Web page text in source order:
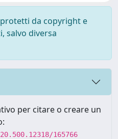
da copyright e
salvo diversa
per citare o creare un
165766